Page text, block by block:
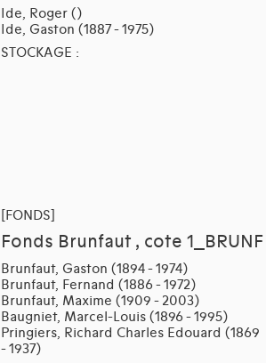
Ide, Roger ()
Ide, Gaston (1887 - 1975)
STOCKAGE :
[FONDS]
Fonds Brunfaut , cote 1_BRUNF
Brunfaut, Gaston (1894 - 1974)
Brunfaut, Fernand (1886 - 1972)
Brunfaut, Maxime (1909 - 2003)
Baugniet, Marcel-Louis (1896 - 1995)
Pringiers, Richard Charles Edouard (1869
- 1937)